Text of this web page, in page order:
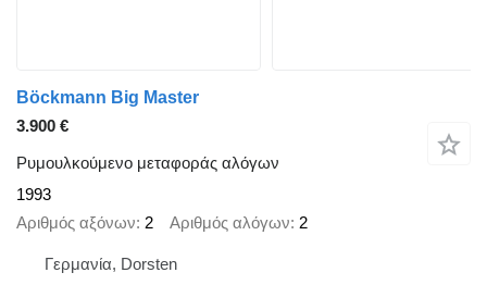
Böckmann Big Master
3.900 €
Ρυμουλκούμενο μεταφοράς αλόγων
1993
Αριθμός αξόνων 2 Αριθμός αλόγων 2
Γερμανία, Dorsten